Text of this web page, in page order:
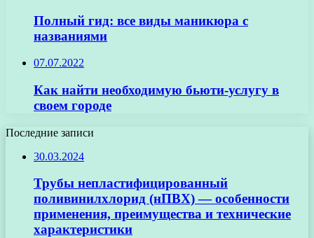
Полный гид: все виды маникюра с
названиями
07.07.2022
Как найти необходимую бьюти-услугу в
своем городе
Последние записи
30.03.2024
Трубы непластифицированный
поливинилхлорид (нПВХ) — особенности
применения, преимущества и технические
характеристики